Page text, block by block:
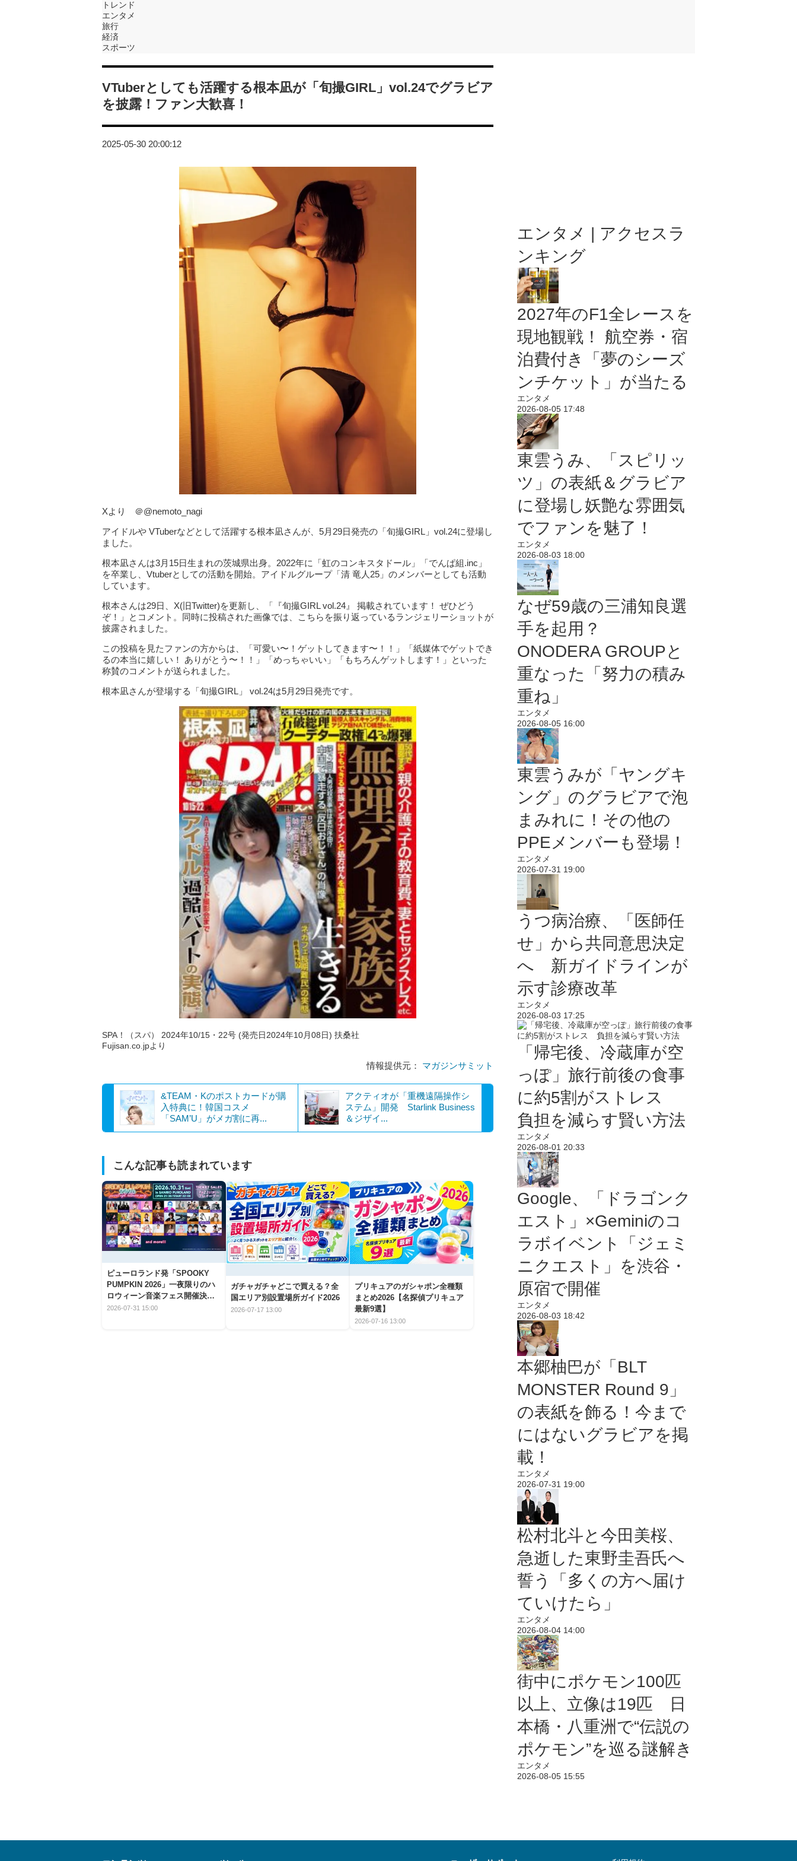
トレンド
エンタメ
旅行
経済
スポーツ
VTuberとしても活躍する根本凪が「旬撮GIRL」vol.24でグラビア
を披露！ファン大歓喜！
2025-05-30 20:00:12
Xより ＠@nemoto_nagi
アイドルや VTuberなどとして活躍する根本凪さんが、5月29日発売の「旬撮GIRL」vol.24に登場し
ました。
根本凪さんは3月15日生まれの茨城県出身。2022年に「虹のコンキスタドール」「でんぱ組.inc」
を卒業し、Vtuberとしての活動を開始。アイドルグループ「清 竜人25」のメンバーとしても活動
しています。
根本さんは29日、X(旧Twitter)を更新し、「『旬撮GIRL vol.24』 掲載されています！ ぜひどう
ぞ！」とコメント。同時に投稿された画像では、こちらを振り返っているランジェリーショットが
披露されました。
この投稿を見たファンの方からは、「可愛い〜！ゲットしてきます〜！！」「紙媒体でゲットでき
るの本当に嬉しい！ ありがとう〜！！」「めっちゃいい」「もちろんゲットします！」といった
称賛のコメントが送られました。
根本凪さんが登場する「旬撮GIRL」 vol.24は5月29日発売です。
SPA！（スパ） 2024年10/15・22号 (発売日2024年10月08日) 扶桑社
Fujisan.co.jpより
情報提供元： マガジンサミット
&TEAM・Kのポストカードが購
入特典に！韓国コスメ
「SAM’U」がメガ割に再...
アクティオが「重機遠隔操作シ
ステム」開発 Starlink Business
＆ジザイ...
こんな記事も読まれています
ピューロランド発「SPOOKY
PUMPKIN 2026」一夜限りのハ
ロウィーン音楽フェス開催決
定！
2026-07-31 15:00
ガチャガチャどこで買える？全
国エリア別設置場所ガイド2026
2026-07-17 13:00
プリキュアのガシャポン全種類
まとめ2026【名探偵プリキュア
最新9選】
2026-07-16 13:00
エンタメ | アクセスラ
ンキング
2027年のF1全レースを
現地観戦！ 航空券・宿
泊費付き「夢のシーズ
ンチケット」が当たる
エンタメ
2026-08-05 17:48
東雲うみ、「スピリッ
ツ」の表紙＆グラビア
に登場し妖艶な雰囲気
でファンを魅了！
エンタメ
2026-08-03 18:00
なぜ59歳の三浦知良選
手を起用？
ONODERA GROUPと
重なった「努力の積み
重ね」
エンタメ
2026-08-05 16:00
東雲うみが「ヤングキ
ング」のグラビアで泡
まみれに！その他の
PPEメンバーも登場！
エンタメ
2026-07-31 19:00
うつ病治療、「医師任
せ」から共同意思決定
へ 新ガイドラインが
示す診療改革
エンタメ
2026-08-03 17:25
「帰宅後、冷蔵庫が空
っぽ」旅行前後の食事
に約5割がストレス
負担を減らす賢い方法
エンタメ
2026-08-01 20:33
Google、「ドラゴンク
エスト」×Geminiのコ
ラボイベント「ジェミ
ニクエスト」を渋谷・
原宿で開催
エンタメ
2026-08-03 18:42
本郷柚巴が「BLT
MONSTER Round 9」
の表紙を飾る！今まで
にはないグラビアを掲
載！
エンタメ
2026-07-31 19:00
松村北斗と今田美桜、
急逝した東野圭吾氏へ
誓う「多くの方へ届け
ていけたら」
エンタメ
2026-08-04 14:00
街中にポケモン100匹
以上、立像は19匹 日
本橋・八重洲で“伝説の
ポケモン”を巡る謎解き
エンタメ
2026-08-05 15:55